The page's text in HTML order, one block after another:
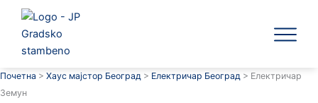
Пређи
садржај
Почетна > Хаус мајстор Београд > Електричар Београд > Електричар
Земун